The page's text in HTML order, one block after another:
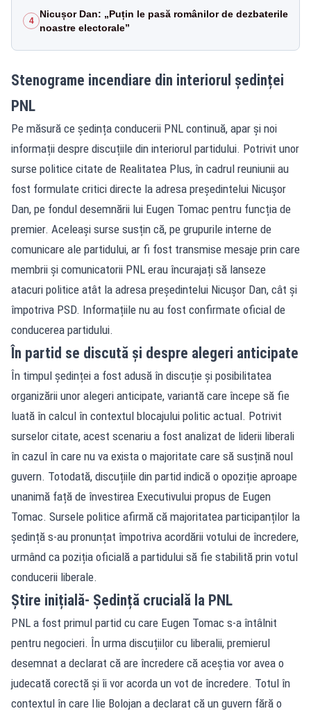
4
Nicușor Dan: „Puțin le pasă românilor de dezbaterile
noastre electorale”
Stenograme incendiare din interiorul ședinței
PNL
Pe măsură ce ședința conducerii PNL continuă, apar și noi
informații despre discuțiile din interiorul partidului. Potrivit unor
surse politice citate de Realitatea Plus, în cadrul reuniunii au
fost formulate critici directe la adresa președintelui Nicușor
Dan, pe fondul desemnării lui Eugen Tomac pentru funcția de
premier. Aceleași surse susțin că, pe grupurile interne de
comunicare ale partidului, ar fi fost transmise mesaje prin care
membrii și comunicatorii PNL erau încurajați să lanseze
atacuri politice atât la adresa președintelui Nicușor Dan, cât și
împotriva PSD. Informațiile nu au fost confirmate oficial de
conducerea partidului.
În partid se discută și despre alegeri anticipate
În timpul ședinței a fost adusă în discuție și posibilitatea
organizării unor alegeri anticipate, variantă care începe să fie
luată în calcul în contextul blocajului politic actual. Potrivit
surselor citate, acest scenariu a fost analizat de liderii liberali
în cazul în care nu va exista o majoritate care să susțină noul
guvern. Totodată, discuțiile din partid indică o opoziție aproape
unanimă față de învestirea Executivului propus de Eugen
Tomac. Sursele politice afirmă că majoritatea participanților la
ședință s-au pronunțat împotriva acordării votului de încredere,
urmând ca poziția oficială a partidului să fie stabilită prin votul
conducerii liberale.
Știre inițială- Ședință crucială la PNL
PNL a fost primul partid cu care Eugen Tomac s-a întâlnit
pentru negocieri. În urma discuțiilor cu liberalii, premierul
desemnat a declarat că are încredere că aceștia vor avea o
judecată corectă și îi vor acorda un vot de încredere. Totul în
contextul în care Ilie Bolojan a declarat că un guvern fără o